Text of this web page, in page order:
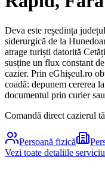
Deva este reședința
siderurgică de la
atrage turiști datorită
susține un flux constant
cazier. Prin eGhișeul.ro
coadă: depunem cererea
documentul prin curier
Comandă direct cazierul
Persoană fizică
Vezi toate detaliile